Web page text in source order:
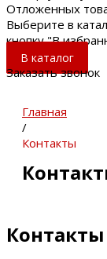
Отложенных
Выберите в
кнопку "В
В каталог
Заказать звонок
Главная
/
Контакты
Контакты